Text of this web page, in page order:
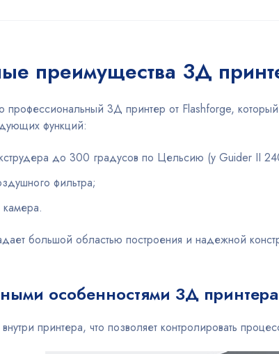
преимущества 3Д
профессиональный 3Д принтер от Flashforge,
функций:
до 300 градусов по Цельсию (у Guider II
фильтра;
камера.
большой областью построения и надежной
особенностями 3Д
принтера, что позволяет контролировать